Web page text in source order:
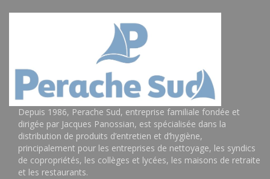
Depuis 1986, Perache Sud, entreprise familiale fondée et
dirigée par Jacques Panossian, est spécialisée dans la
distribution de produits d’entretien et d’hygiène,
principalement pour les entreprises de nettoyage, les syndics
de copropriétés, les collèges et lycées, les maisons de retraite
et les restaurants.